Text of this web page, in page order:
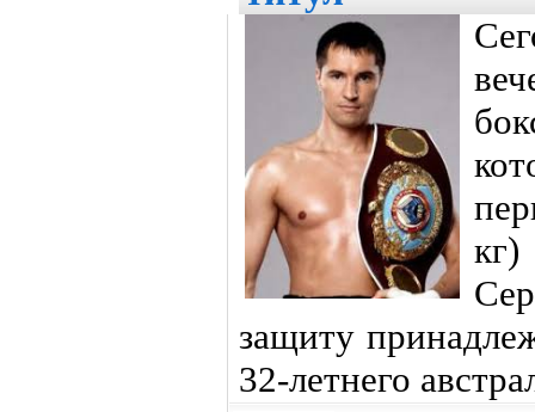
защиту
32-летнего